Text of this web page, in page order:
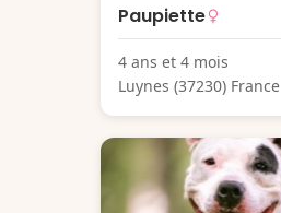
Paupiette
4 ans et 4 mois
Luynes (37230) France